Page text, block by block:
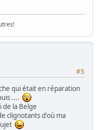
#5
qui était en réparation
....
de la Belge
clignotants d'où ma